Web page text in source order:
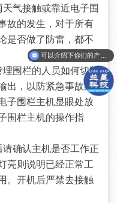
气接触或靠近电子围
故的发生，对于所有
是否做了防雷，都不
围栏的人员如何切断
出，以防紧急事故的
子围栏主机显眼处放
围栏主机的操作指
确认主机是否工作正
亮则说明已经正常工
。开机后严禁去接触
可以介绍下你们的产品么？